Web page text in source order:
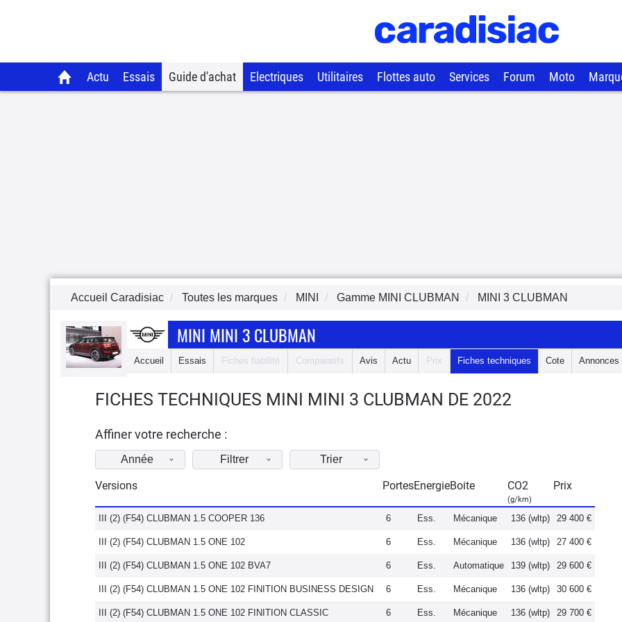
Actu Essais Guide d'achat Electriques Utilitaires Flottes auto Services Forum Moto
Accueil Caradisiac Toutes les marques MINI Gamme MINI CLUBMAN MINI 3 CLUBMAN
MINI MINI 3 CLUBMAN
Accueil Essais Fiches fiabilité Comparatifs Avis Actu Prix Fiches techniques Cote Annonces
FICHES TECHNIQUES MINI MINI 3 CLUBMAN DE 2022
Affiner votre recherche :
Année Filtrer Trier
Versions PortesEnergieBoite CO2
(g/km)
Prix
III (2) (F54) CLUBMAN 1.5 COOPER 136 6 Ess. Mécanique 136 (wltp) 29 400 €
III (2) (F54) CLUBMAN 1.5 ONE 102 6 Ess. Mécanique 136 (wltp) 27 400 €
III (2) (F54) CLUBMAN 1.5 ONE 102 BVA7 6 Ess. Automatique 139 (wltp) 29 600 €
III (2) (F54) CLUBMAN 1.5 ONE 102 FINITION BUSINESS DESIGN 6 Ess. Mécanique 136 (wltp) 30 600 €
III (2) (F54) CLUBMAN 1.5 ONE 102 FINITION CLASSIC 6 Ess. Mécanique 136 (wltp) 29 700 €